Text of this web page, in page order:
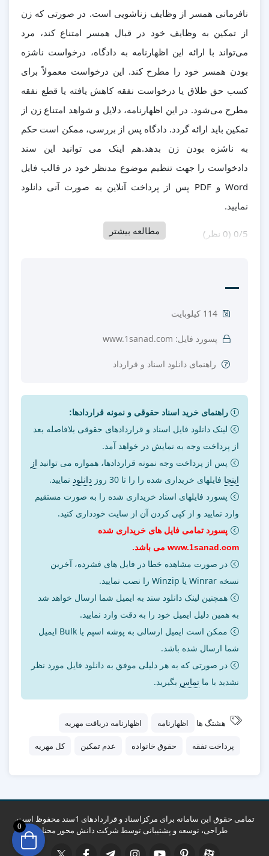
نافرمانی همسر از وظایف زناشویی است. در صورتی که زن
از تمکین به وظایف خود در قبال همسر امتناع کند، مرد
می‌تواند با ارائه این اظهارنامه به دادگاه، درخواست ناشزه
بودن همسر خود را مطرح کند. این درخواست معمولاً برای
کسب حق طلاق یا درخواست نفقه کاهش یافته یا قطع نفقه
مطرح می‌شود. در این اظهارنامه، دلایل و شواهد امتناع زن از
تمکین باید ارائه گردد. دادگاه پس از بررسی، ممکن است حکم
به ناشزه بودن زن بدهد.هم اینک می توانید این سند
دادخواست را جهت تنظیم موضوع مدنظر خود در قالب فایل
Word و PDF پس از پرداخت آنلاین به صورت آنی دانلود
نمایید.
‫0/5 ‫(0 نظر) مطالعه بیشتر
114 کیلوبایت
پسورد فایل: www.1sanad.com
راهنمای دانلود اسناد و قرارداد
راهنمای خرید اسناد حقوقی و نمونه قراردادها:
لینک دانلود فایل اسناد و قراردادهای حقوقی بلافاصله بعد
از پرداخت وجه به نمایش در خواهد آمد.
پس از پرداخت وجه نمونه قراردادها، همواره می توانید از
اینجا فایلهای خریداری شده را را تا 30 روز دانلود نمایید.
پسورد فایلهای اسناد خریداری شده را به صورت مستقیم
وارد نمایید و از کپی کردن آن از سایت خودداری کنید.
پسورد تمامی فایل های خریداری شده
www.1sanad.com می باشد.
در صورت مشاهده خطا در فایل های فشرده، آخرین
نسخه Winrar یا Winzip را نصب نمایید.
همچنین لینک دانلود سند به ایمیل شما ارسال خواهد شد
به همین دلیل ایمیل خود را به دقت وارد نمایید.
ممکن است ایمیل ارسالی به پوشه اسپم یا Bulk ایمیل
شما ارسال شده باشد.
در صورتی که به هر دلیلی موفق به دانلود فایل مورد نظر
نشدید با ما تماس بگیرید.
هشتگ ها اظهارنامه اظهارنامه دریافت مهریه
پرداخت نفقه حقوق خانواده عدم تمکین کل مهریه
تمامی حقوق این سامانه برای مرکزاسناد و قراردادهای 1سند محفوظ است.
طراحی، توسعه و پشتیبانی توسط شرکت دانش محور محنا 0